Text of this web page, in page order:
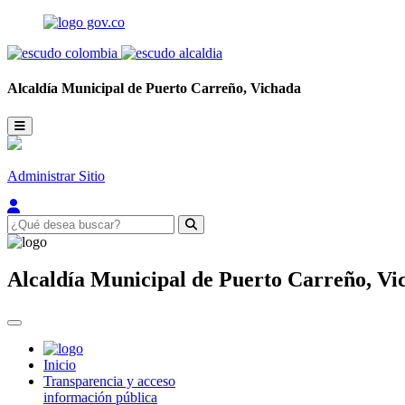
Alcaldía Municipal de Puerto Carreño, Vichada
Administrar Sitio
Alcaldía Municipal de Puerto Carreño,
Inicio
Transparencia y acceso
información pública